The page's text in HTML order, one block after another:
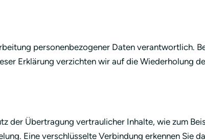
personenbezogener Daten verantwortlich.
Erklärung verzichten wir auf die Wiederholung
der Übertragung vertraulicher Inhalte, wie zum
Eine verschlüsselte Verbindung erkennen Sie